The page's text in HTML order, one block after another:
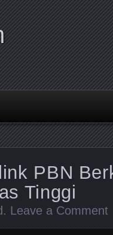
PBN
Tinggi
. Leave a Comment